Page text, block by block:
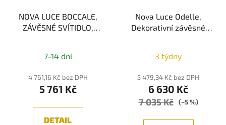
NOVA LUCE BOCCALE,
ZÁVĚSNÉ SVÍTIDLO,
7-14 dní
4 761,16 Kč bez DPH
5 761 Kč
DETAIL
Nova Luce Odelle,
Dekorativní závěsné
3 týdny
5 479,34 Kč bez DPH
6 630 Kč
7 035 Kč (–5 %)